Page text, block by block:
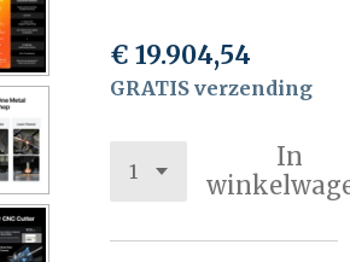
€ 19.904,54
GRATIS verzending
In